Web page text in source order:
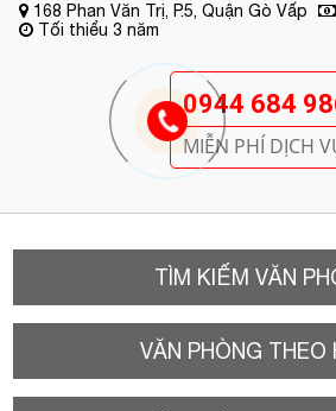
168 Phan Văn Trị, P.5, Quận Gò Vấp
Tối thiểu 3 năm
0944 684
MIỄN PHÍ DỊCH
TÌM KIẾM VĂN
VĂN PHÒNG THEO